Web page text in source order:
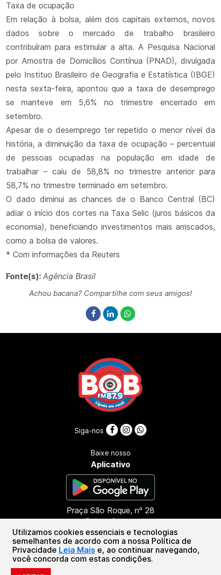
Taxa de ocupação
Em relação à bolsa, além dos capitais externos, novos
dados sobre o mercado de trabalho brasileiro
contribuíram para estimular a alta. A Pesquisa Nacional
por Amostra de Domicílios Contínua (PNAD), divulgada
pelo Instituo Brasileiro de Geografia e Estatística (IBGE)
nesta sexta-feira, apontou que a taxa de desemprego
se manteve em 5,6% no trimestre encerrado em
setembro.
Apesar de o desemprego ter repetido o menor nível da
história, a diminuição da taxa de ocupação – percentual
de pessoas ocupadas na população em idade de
trabalhar – caiu de 58,8% no trimestre anterior para
58,7% no trimestre terminado em setembro.
O dado diminui as chances de o Banco Central (BC)
adiar o início dos cortes na Taxa Selic (juros básicos da
economia), beneficiando investimentos mais arriscados,
como a bolsa de valores.
* Com informações da Reuters
Fonte(s): Agência Brasil
Achou bacana? Compartilhe com seus amigos!
Utilizamos cookies essenciais e tecnologias
semelhantes de acordo com a nossa Política de
Privacidade Leia Mais e, ao continuar navegando,
você concorda com estas condições.
Praça São Roque, nº 28
Bairro: Centro
CEP: 45416-000
Presidente Tancredo Neves - BA
(73) 99987-8790
Siga-nos
Baixe nosso
Aplicativo